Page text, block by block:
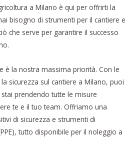
a Milano è qui per offrirti la
bisogno di strumenti per il cantiere e
che serve per garantire il successo
è la nostra massima priorità. Con le
sicurezza sul cantiere a Milano, puoi
prendendo tutte le misure
te e il tuo team. Offriamo una
di sicurezza e strumenti di
tutto disponibile per il noleggio a